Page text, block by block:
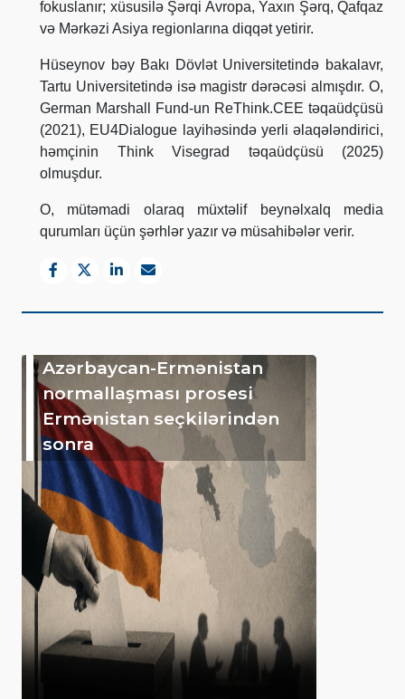
fokuslanır; xüsusilə Şərqi Avropa, Yaxın Şərq, Qafqaz
və Mərkəzi Asiya regionlarına diqqət yetirir.
Hüseynov bəy Bakı Dövlət Universitetində bakalavr,
Tartu Universitetində isə magistr dərəcəsi almışdır. O,
German Marshall Fund-un ReThink.CEE təqaüdçüsü
(2021), EU4Dialogue layihəsində yerli əlaqələndirici,
həmçinin Think Visegrad təqaüdçüsü (2025)
olmuşdur.
O, mütəmadi olaraq müxtəlif beynəlxalq media
qurumları üçün şərhlər yazır və müsahibələr verir.
Azərbaycan-Ermənistan
normallaşması prosesi
Ermənistan seçkilərindən
sonra